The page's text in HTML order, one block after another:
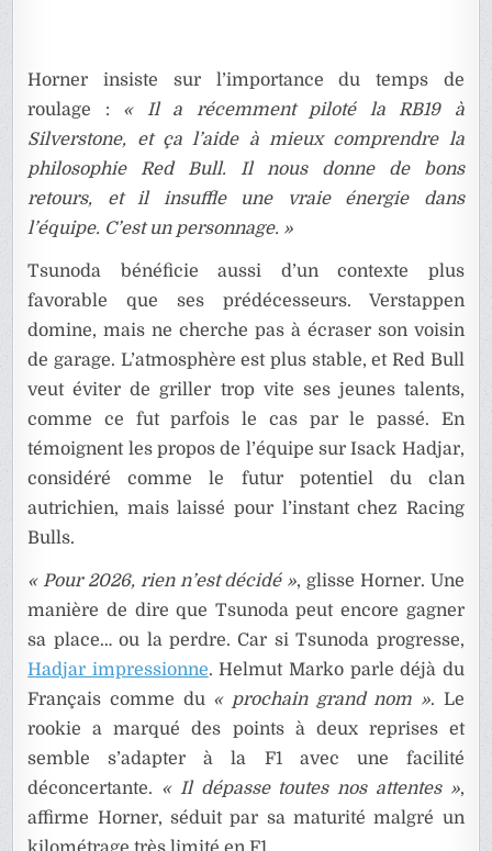
Horner insiste sur l’importance du temps de
roulage : « Il a récemment piloté la RB19 à
Silverstone, et ça l’aide à mieux comprendre la
philosophie Red Bull. Il nous donne de bons
retours, et il insuffle une vraie énergie dans
l’équipe. C’est un personnage. »
Tsunoda bénéficie aussi d’un contexte plus
favorable que ses prédécesseurs. Verstappen
domine, mais ne cherche pas à écraser son voisin
de garage. L’atmosphère est plus stable, et Red Bull
veut éviter de griller trop vite ses jeunes talents,
comme ce fut parfois le cas par le passé. En
témoignent les propos de l’équipe sur Isack Hadjar,
considéré comme le futur potentiel du clan
autrichien, mais laissé pour l’instant chez Racing
Bulls.
« Pour 2026, rien n’est décidé », glisse Horner. Une
manière de dire que Tsunoda peut encore gagner
sa place… ou la perdre. Car si Tsunoda progresse,
Hadjar impressionne. Helmut Marko parle déjà du
Français comme du « prochain grand nom ». Le
rookie a marqué des points à deux reprises et
semble s’adapter à la F1 avec une facilité
déconcertante. « Il dépasse toutes nos attentes »,
affirme Horner, séduit par sa maturité malgré un